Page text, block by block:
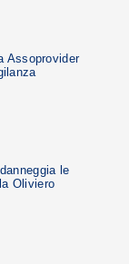
Assoprovider
le
Oliviero